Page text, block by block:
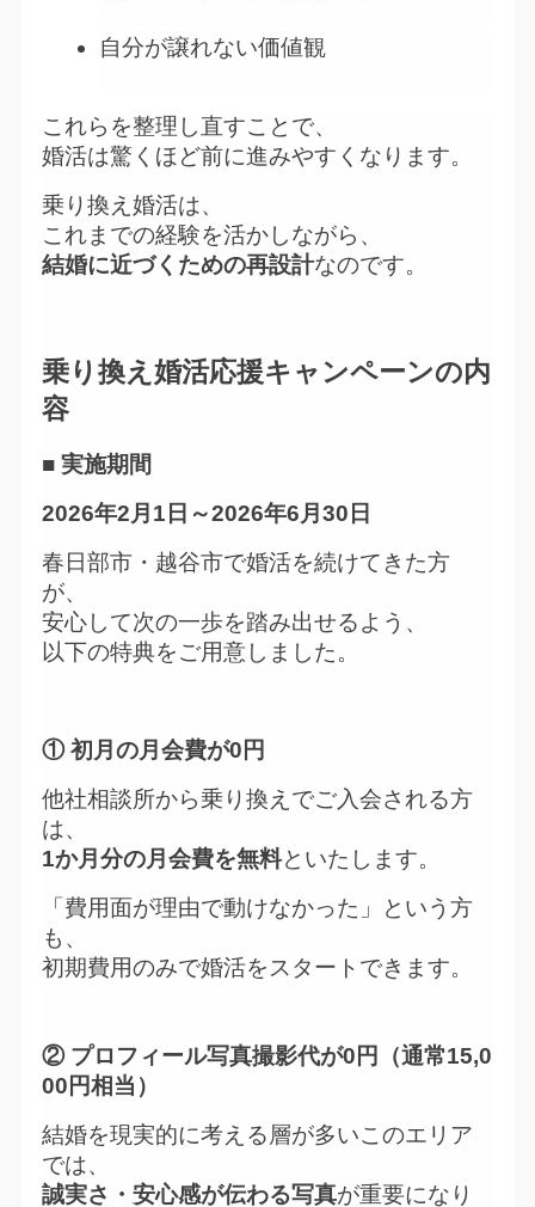
自分が譲れない価値観
これらを整理し直すことで、
婚活は驚くほど前に進みやすくなります。
乗り換え婚活は、
これまでの経験を活かしながら、
結婚に近づくための再設計なのです。
乗り換え婚活応援キャンペーンの内
容
■ 実施期間
2026年2月1日～2026年6月30日
春日部市・越谷市で婚活を続けてきた方
が、
安心して次の一歩を踏み出せるよう、
以下の特典をご用意しました。
① 初月の月会費が0円
他社相談所から乗り換えでご入会される方
は、
1か月分の月会費を無料といたします。
「費用面が理由で動けなかった」という方
も、
初期費用のみで婚活をスタートできます。
② プロフィール写真撮影代が0円（通常15,0
00円相当）
結婚を現実的に考える層が多いこのエリア
では、
誠実さ・安心感が伝わる写真が重要になり